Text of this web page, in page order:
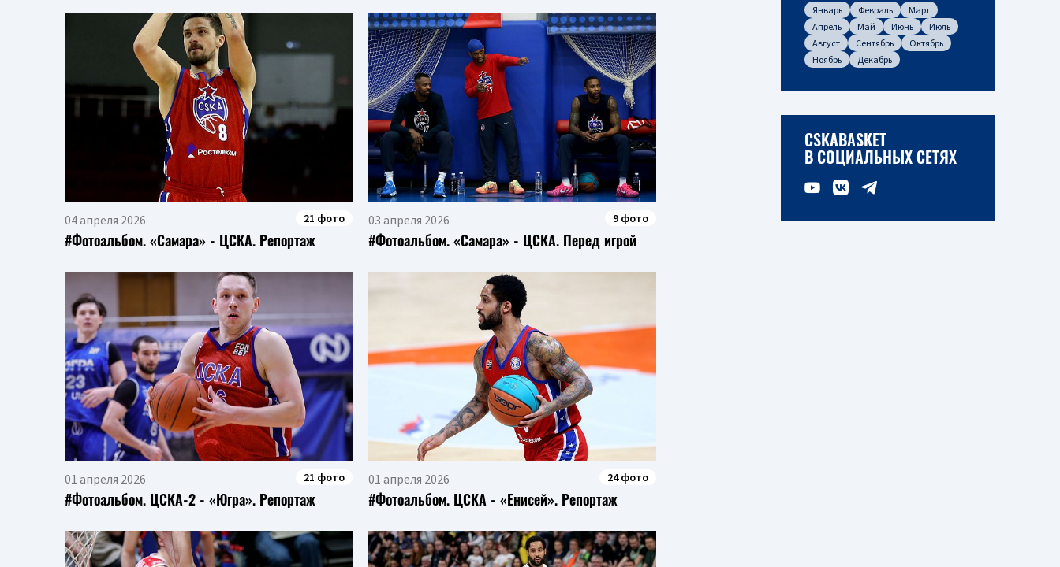
04 апреля 2026 21 фото
#Фотоальбом. «Самара» - ЦСКА. Репортаж
03 апреля 2026 9 фото
#Фотоальбом. «Самара» - ЦСКА. Перед игрой
01 апреля 2026 21 фото
#Фотоальбом. ЦСКА-2 - «Югра». Репортаж
01 апреля 2026 24 фото
#Фотоальбом. ЦСКА - «Енисей». Репортаж
Январь Февраль
Март
Апрель
Май Июнь
Июль
Август
Сентябрь
Октябрь
Ноябрь
Декабрь
CSKABASKET
В СОЦИАЛЬНЫХ СЕТЯХ